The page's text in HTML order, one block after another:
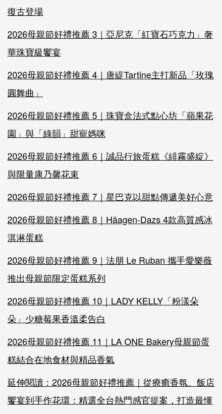
復古登場
2026母親節好禮推薦 3｜亞尼克「紅寶石巧克力」奢
華珠寶級饗宴
2026母親節好禮推薦 4｜唐緹Tartine主打新品「玫瑰
圓舞曲」
2026母親節好禮推薦 5｜珠寶盒法式點心坊「蘋果花
園」與「綠韻」甜寵媽咪
2026母親節好禮推薦 6｜誠品行旅蛋糕《緋霧盛綻》
與限量康乃馨花束
2026母親節好禮推薦 7｜星巴克以甜點傳遞美好心意
2026母親節好禮推薦 8｜Häagen-Dazs 4款高質感冰
淇淋蛋糕
2026母親節好禮推薦 9｜法朋 Le Ruban 攜手愛樂薇
推出母親節限定蛋糕系列
2026母親節好禮推薦 10｜LADY KELLY「粉漾朵
朵」少糖莓果香溫柔告白
2026母親節好禮推薦 11｜LA ONE Bakery母親節蛋
糕結合在地食材與精品香氣
延伸閱讀：2026母親節好禮推薦｜從療癒香氛、飯店
饗宴到手作花環：精選全台熱門感官提案，打造最懂